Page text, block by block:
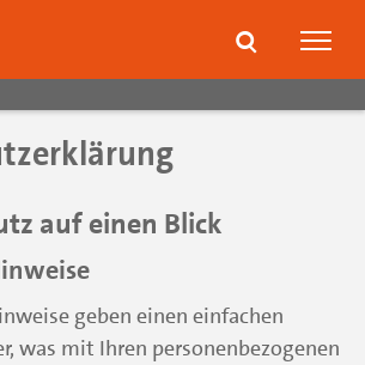
Suche
auf einen Blick
geben einen einfachen
was mit Ihren personenbezogenen